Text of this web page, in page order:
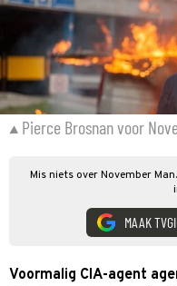
Pierce Brosnan voor
Mis niets over November
MAAK
Voormalig CIA-agent